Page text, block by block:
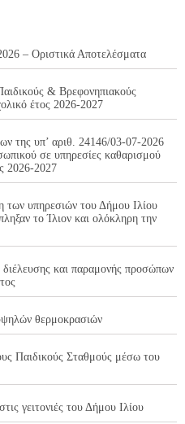
– Οριστικά Αποτελέσματα
& Βρεφονηπιακούς
έτος 2026-2027
της υπ’ αριθ. 24146/03-07-2026
σε υπηρεσίες καθαρισμού
2026-2027
των υπηρεσιών του Δήμου Ιλίου
το Ίλιον και ολόκληρη την
και παραμονής προσώπων
θερμοκρασιών
Παιδικούς Σταθμούς μέσω του
γειτονιές του Δήμου Ιλίου